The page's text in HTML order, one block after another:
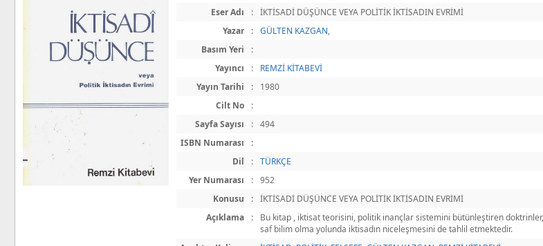
Eser Adı
:
İKTİSADİ DÜŞÜNCE VEYA POLİTİK İKTİSADIN EVRİMİ
Yazar
: GÜLTEN KAZGAN,
Basım Yeri
:
Yayıncı
:
REMZİ KİTABEVİ
Yayın Tarihi
:
1980
Cilt No
:
Sayfa Sayısı
:
494
ISBN Numarası
:
Dil
:
TÜRKÇE
Yer Numarası
:
952
Konusu
:
İKTİSADİ DÜŞÜNCE VEYA POLİTİK İKTİSADIN EVRİMİ
Açıklama
:
Bu kitap , iktisat teorisini, politik inançlar sistemini bütünleştiren
saf bilim olma yolunda iktisadın niceleşmesini de tahlil etmektedir.